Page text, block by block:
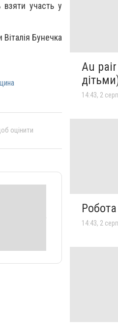
взяти участь у
Бунечка
оцінити
Au
14:43, 2
14:43, 2